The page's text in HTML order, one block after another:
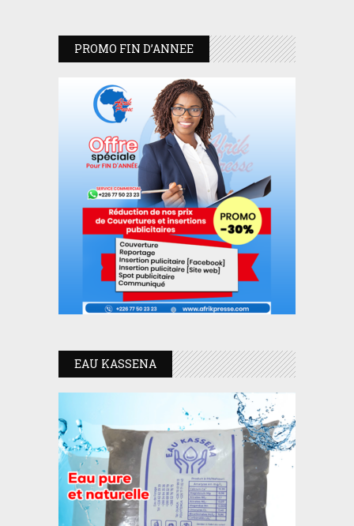
PROMO FIN D’ANNEE
EAU KASSENA